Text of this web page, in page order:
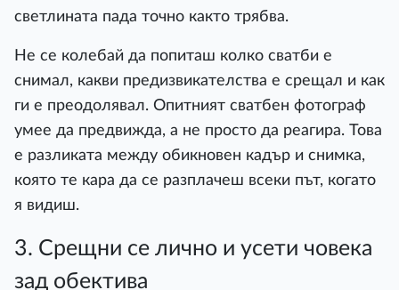
светлината пада точно както трябва.
Не се колебай да попиташ колко сватби е
снимал, какви предизвикателства е срещал и как
ги е преодолявал. Опитният сватбен фотограф
умее да предвижда, а не просто да реагира. Това
е разликата между обикновен кадър и снимка,
която те кара да се разплачеш всеки път, когато
я видиш.
3. Срещни се лично и усети човека
зад обектива